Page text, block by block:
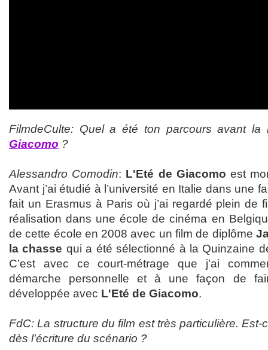
FilmdeCulte: Quel a été ton parcours avant
Giacomo ?
Alessandro Comodin: L'Eté de Giacomo est
Avant j’ai étudié à l’université en Italie dans une
fait un Erasmus à Paris où j’ai regardé plein de
réalisation dans une école de cinéma en
de cette école en 2008 avec un film de diplôme
la chasse qui a été sélectionné à la Quinzaine
C’est avec ce court-métrage que j’ai
démarche personnelle et à une façon de
développée avec L'Eté de Giacomo.
FdC: La structure du film est très particulière.
dès l'écriture du scénario ?